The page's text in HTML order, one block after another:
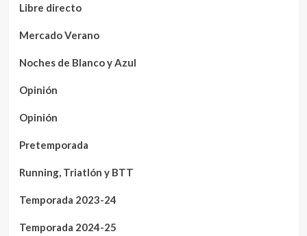
Libre directo
Mercado Verano
Noches de Blanco y Azul
Opinión
Opinión
Pretemporada
Running, Triatlón y BTT
Temporada 2023-24
Temporada 2024-25